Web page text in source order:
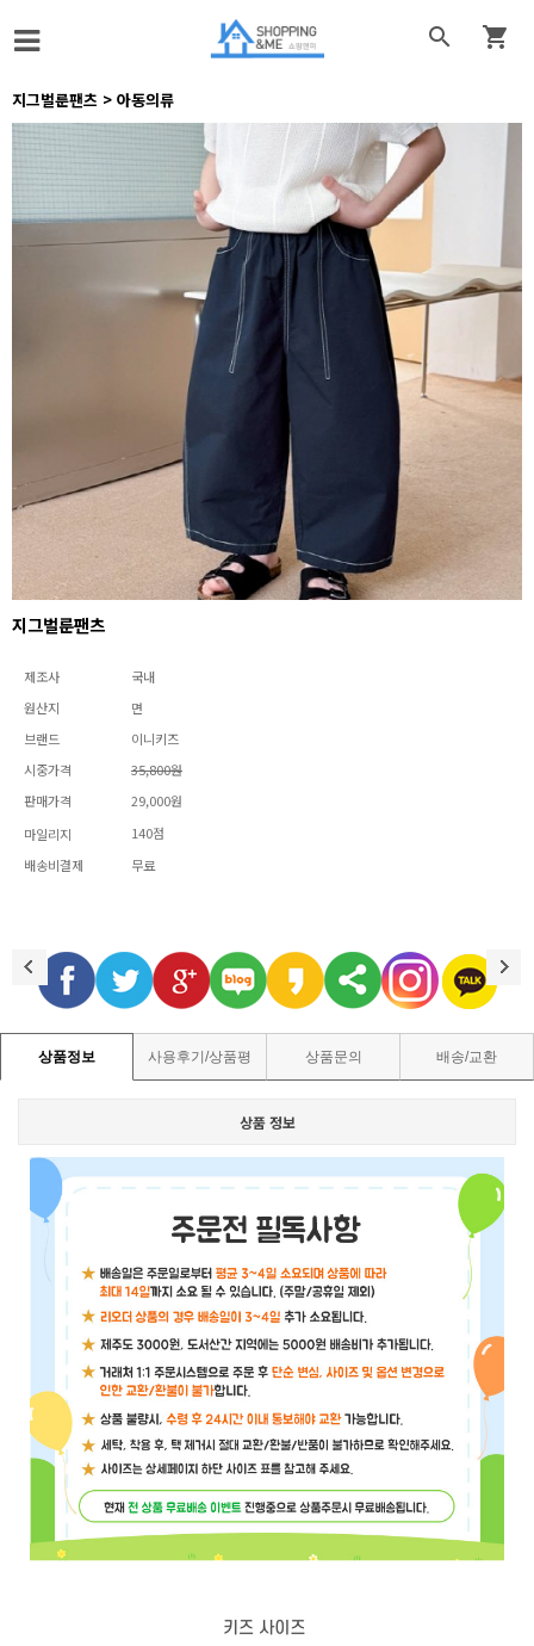
 
지그벌룬팬츠 > 아동의류
지그벌룬팬츠
제조사
국내
원산지
면
브랜드
이니키즈
시중가격
35,800원
판매가격
29,000원
마일리지
140점
배송비결제
무료
상품정보 사용후기/상품평 상품문의 배송/교환
상품 정보